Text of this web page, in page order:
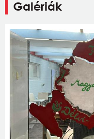
Galériák